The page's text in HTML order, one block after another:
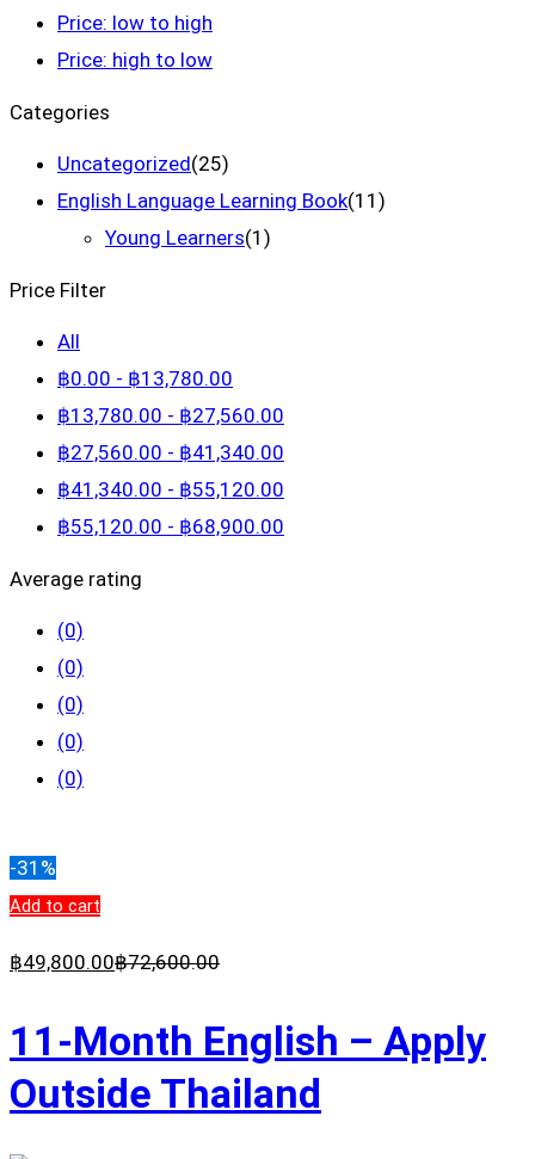
Price: low to high
Price: high to low
Categories
Uncategorized(25)
English Language Learning Book(11)
Young Learners(1)
Price Filter
All
฿0.00 - ฿13,780.00
฿13,780.00 - ฿27,560.00
฿27,560.00 - ฿41,340.00
฿41,340.00 - ฿55,120.00
฿55,120.00 - ฿68,900.00
Average rating
(0)
(0)
(0)
(0)
(0)
-31%
Add to cart
฿49,800.00฿72,600.00
11-Month English – Apply
Outside Thailand